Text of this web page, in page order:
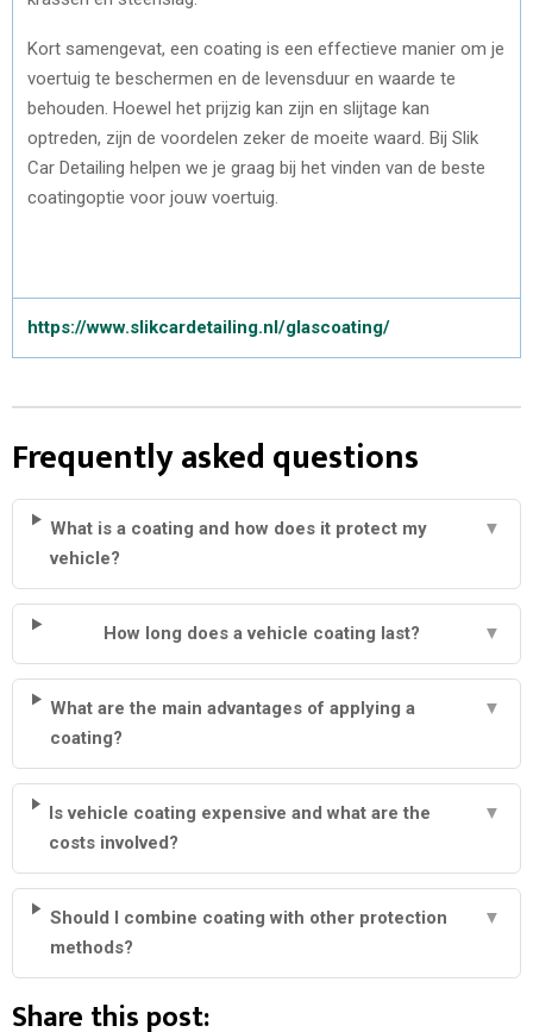
Kort samengevat, een coating is een effectieve manier om je
voertuig te beschermen en de levensduur en waarde te
behouden. Hoewel het prijzig kan zijn en slijtage kan
optreden, zijn de voordelen zeker de moeite waard. Bij Slik
Car Detailing helpen we je graag bij het vinden van de beste
coatingoptie voor jouw voertuig.
https://www.slikcardetailing.nl/glascoating/
Frequently asked questions
What is a coating and how does it protect my
vehicle?
▼
How long does a vehicle coating last? ▼
What are the main advantages of applying a
coating?
▼
Is vehicle coating expensive and what are the
costs involved?
▼
Should I combine coating with other protection
methods?
▼
Share this post: